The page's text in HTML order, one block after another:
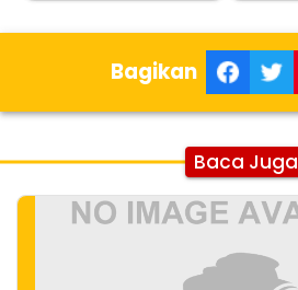
Bagikan
Baca Juga